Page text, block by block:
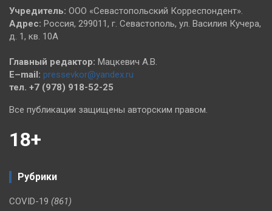
Учредитель: ООО «Севастопольский Корреспондент».
Адрес: Россия, 299011, г. Севастополь, ул. Василия Кучера,
д. 1, кв. 10А
Главный редактор: Мацкевич А.В.
E–mail: pressevkor@yandex.ru
тел. +7 (978) 918-52-25
Все публикации защищены авторским правом.
18+
Рубрики
COVID-19 (861)